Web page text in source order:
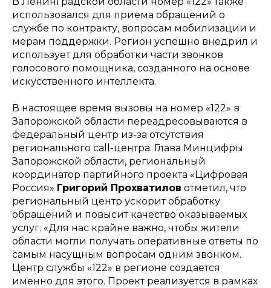
использовался для приема обращений о
службе по контракту, вопросам мобилизации и
мерам поддержки. Регион успешно внедрил и
использует для обработки части звонков
голосового помощника, созданного на основе
искусственного интеллекта.
В настоящее время вызовы на номер «122» в
Запорожской области переадресовываются в
федеральный центр из-за отсутствия
регионального call-центра. Глава Минцифры
Запорожской области, региональный
координатор партийного проекта «Цифровая
Россия» Григорий Прохватилов отметил, что
региональный центр ускорит обработку
обращений и повысит качество оказываемых
услуг. «Для нас крайне важно, чтобы жители
области могли получать оперативные ответы по
самым насущным вопросам одним звонком.
Центр службы «122» в регионе создается
именно для этого. Проект реализуется в рамках